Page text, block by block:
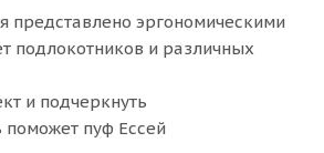
представлено эргономическими
подлокотников и различных
и подчеркнуть
поможет пуф Ессей